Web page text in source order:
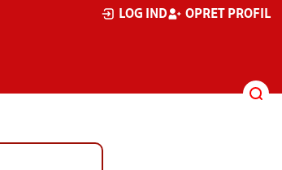
LOG IND OPRET PROFIL